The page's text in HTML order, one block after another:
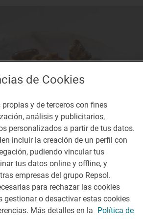
de Cookies
y de terceros con fines
análisis y publicitarios,
personalizados a partir de tus datos.
incluir la creación de un perfil con
pudiendo vincular tus
tus datos online y offline, y
empresas del grupo Repsol.
para rechazar las cookies
gestionar o desactivar estas cookies
Más detalles en la Política de